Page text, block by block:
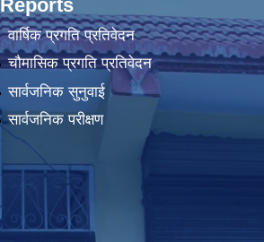
Reports
वार्षिक प्रगति प्रतिवेदन
चौमासिक प्रगति प्रतिवेदन
सार्वजनिक सुनुवाई
सार्वजनिक परीक्षण